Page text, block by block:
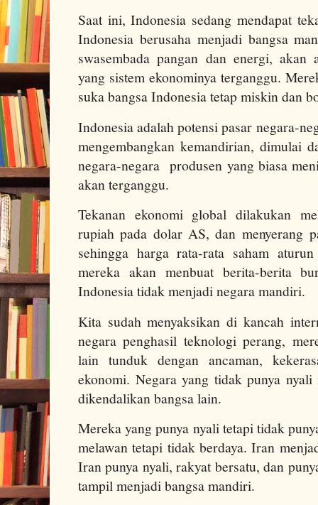
Saat ini, Indonesia sedang mendapat
Indonesia berusaha menjadi bangsa
swasembada pangan dan energi, akan
yang sistem ekonominya terganggu.
suka bangsa Indonesia tetap miskin dan
Indonesia adalah potensi pasar negara-
mengembangkan kemandirian, dimulai
negara-negara produsen yang biasa
akan terganggu.
Tekanan ekonomi global dilakukan
rupiah pada dolar AS, dan menyerang
sehingga harga rata-rata saham
mereka akan menbuat berita-berita
Indonesia tidak menjadi negara mandiri.
Kita sudah menyaksikan di kancah
negara penghasil teknologi perang,
lain tunduk dengan ancaman,
ekonomi. Negara yang tidak punya
dikendalikan bangsa lain.
Mereka yang punya nyali tetapi tidak
melawan tetapi tidak berdaya. Iran
Iran punya nyali, rakyat bersatu, dan
tampil menjadi bangsa mandiri.